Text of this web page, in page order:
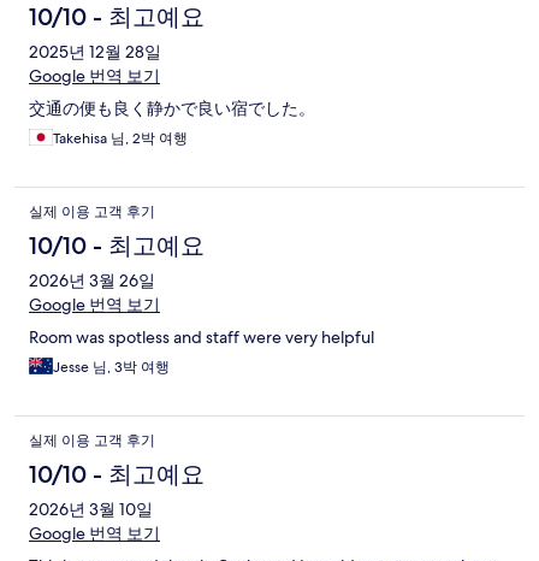
10/10 - 최고예요
2025년 12월 28일
Google 번역 보기
交通の便も良く静かで良い宿でした。
Takehisa 님, 2박 여행
실제 이용 고객 후기
10/10 - 최고예요
2026년 3월 26일
Google 번역 보기
Room was spotless and staff were very helpful
Jesse 님, 3박 여행
실제 이용 고객 후기
10/10 - 최고예요
2026년 3월 10일
Google 번역 보기